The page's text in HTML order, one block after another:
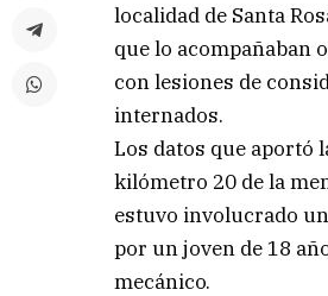
localidad de Santa
que lo acompañaban
con lesiones de
internados.
Los datos que aportó
kilómetro 20 de la
estuvo involucrado
por un joven de 18
mecánico.